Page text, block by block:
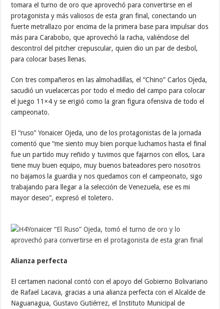
tomara el turno de oro que aprovechó para convertirse en el
protagonista y más valiosos de esta gran final, conectando un
fuerte metrallazo por encima de la primera base para impulsar dos
más para Carabobo, que aprovechó la racha, valiéndose del
descontrol del pitcher crepuscular, quien dio un par de desbol,
para colocar bases llenas.
Con tres compañeros en las almohadillas, el “Chino” Carlos Ojeda,
sacudió un vuelacercas por todo el medio del campo para colocar
el juego 11×4 y se erigió como la gran figura ofensiva de todo el
campeonato.
El “ruso” Yonaicer Ojeda, uno de los protagonistas de la jornada
comentó que “me siento muy bien porque luchamos hasta el final
fue un partido muy reñido y tuvimos que fajarnos con ellos, Lara
tiene muy buen equipo, muy buenos bateadores pero nosotros
no bajamos la guardia y nos quedamos con el campeonato, sigo
trabajando para llegar a la selección de Venezuela, ese es mi
mayor deseo”, expresó el toletero.
Alianza perfecta
El certamen nacional contó con el apoyo del Gobierno Bolivariano
de Rafael Lacava, gracias a una alianza perfecta con el Alcalde de
Naguanagua, Gustavo Gutiérrez, el Instituto Municipal de